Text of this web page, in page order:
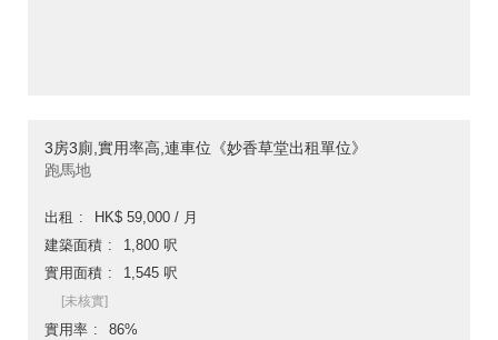
3房3廁,實用率高,連車位《妙香草堂出租單位》
跑馬地
出租
HK$ 59,000 / 月
建築面積
1,800 呎
實用面積
1,545 呎
[未核實]
實用率
86%